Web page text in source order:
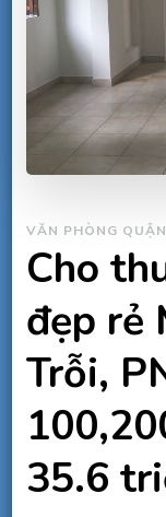
VĂN PHÒNG
Cho
đẹp rẻ
Trỗi,
35.6